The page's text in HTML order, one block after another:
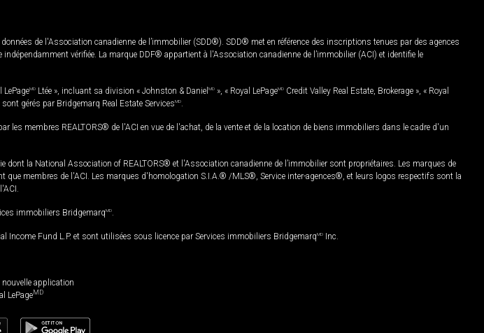
de l'Association canadienne de l’immobilier (SDD®). SDD® met en référence des inscriptions tenues par des agences
vérifiée. La marque DDF® appartient à l'Association canadienne de l’immobilier (ACI) et identifie le
MD Ltée », incluant sa division « Johnston & Daniel MD », « Royal LePageMD Credit Valley Real Estate, Brokerage », « Royal
gérés par Bridgemarq Real Estate ServicesMD
membres REALTORS® de l'ACI en vue de l'achat, de la vente et de la location de biens immobiliers dans le cadre d'un
la National Association of REALTORS® et l'Association canadienne de l’immobilier sont propriétaires. Les marques de
membres de l'ACI. Les marques d'homologation S.I.A.® /MLS®, Service inter-agences®, et leurs logos respectifs sont la
immobiliers BridgemarqMD
Income Fund L.P. et sont utilisées sous licence par Services immobiliers BridgemarqMD Inc.
nouvelle application
LePageMD